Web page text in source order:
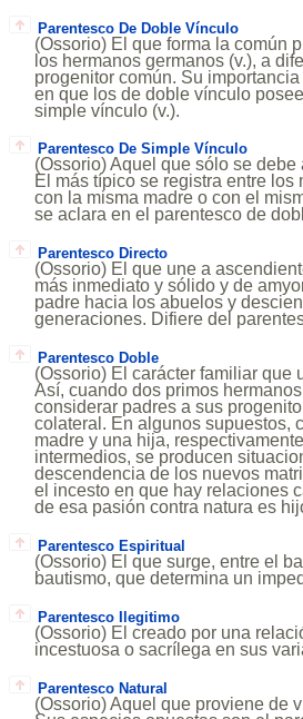
Parentesco De Doble Vínculo
(Ossorio) El que forma la común
los hermanos germanos (v.), a
progenitor común. Su
en que los de doble vínculo
simple vínculo (v.).
Parentesco De Simple Vínculo
(Ossorio) Aquel que sólo se
El más típico se registra entre
con la misma madre o con el
se aclara en el parentesco de
Parentesco Directo
(Ossorio) El que une a
más inmediato y sólido y de
padre hacia los abuelos y
generaciones. Difiere del
Parentesco Doble
(Ossorio) El carácter familiar que
Así, cuando dos primos
considerar padres a sus
colateral. En algunos supuestos,
madre y una hija,
intermedios, se producen
descendencia de los nuevos
el incesto en que hay relaciones
de esa pasión contra natura es
Parentesco Espiritual
(Ossorio) El que surge, entre el
bautismo, que determina un
Parentesco Ilegitimo
(Ossorio) El creado por una
incestuosa o sacrílega en sus
Parentesco Natural
(Ossorio) Aquel que proviene de